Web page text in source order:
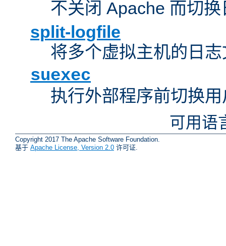
不关闭 Apache 而切
split-logfile
将多个虚拟主机的日
suexec
执行外部程序前切换
可用语
Copyright 2017 The Apache Software Foundation.
基于 Apache License, Version 2.0 许可证.